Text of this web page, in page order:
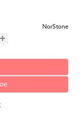
NorStone